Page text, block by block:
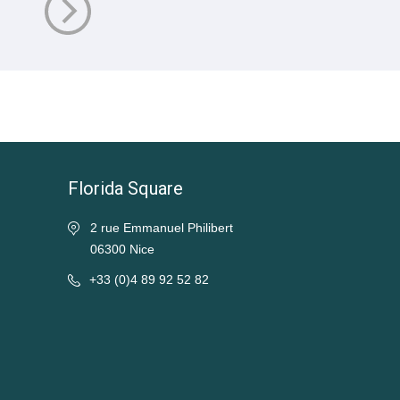
Florida Square
2 rue Emmanuel Philibert
06300 Nice
+33 (0)4 89 92 52 82